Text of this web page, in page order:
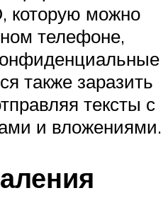
которую можно
телефоне,
также заразить
тексты с
и вложениями.